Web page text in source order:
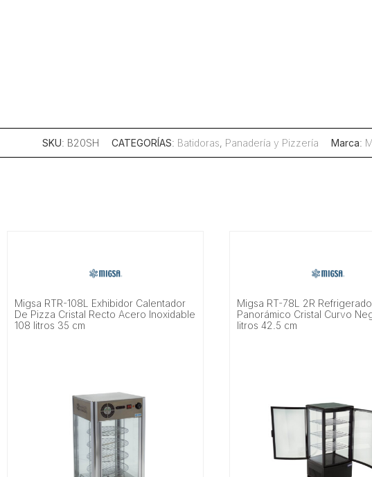
SKU: B20SH CATEGORÍAS: Batidoras, Panadería y Pizzería Marca:
Migsa RTR-108L Exhibidor Calentador
De Pizza Cristal Recto Acero Inoxidable
108 litros 35 cm
Migsa RT-78L 2R
Panorámico Cristal Curvo
litros 42.5 cm